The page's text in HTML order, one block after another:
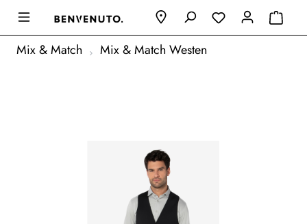
Mix & Match Mix & Match Westen